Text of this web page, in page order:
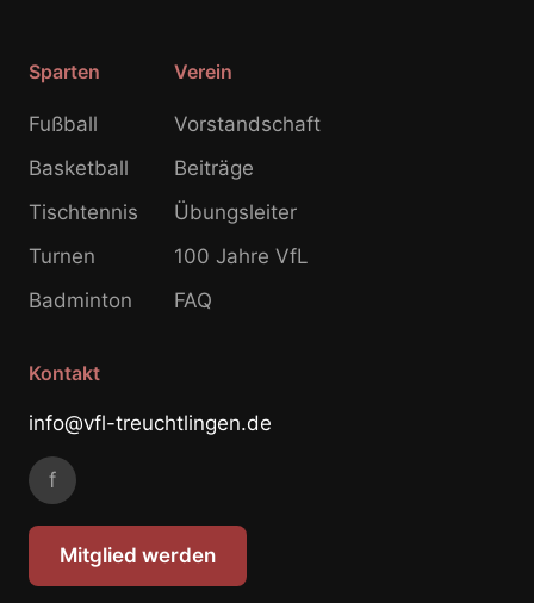
Sparten
Fußball
Basketball
Tischtennis
Turnen
Badminton
Verein
Vorstandschaft
Beiträge
Übungsleiter
100 Jahre VfL
FAQ
Kontakt
info@vfl-treuchtlingen.de
f
Mitglied werden